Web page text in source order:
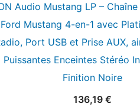
Audio Mustang LP –
Ford Mustang 4-en-1 avec
Port USB et Prise AUX,
Puissantes Enceintes Stéréo
Finition Noire
136,19 €